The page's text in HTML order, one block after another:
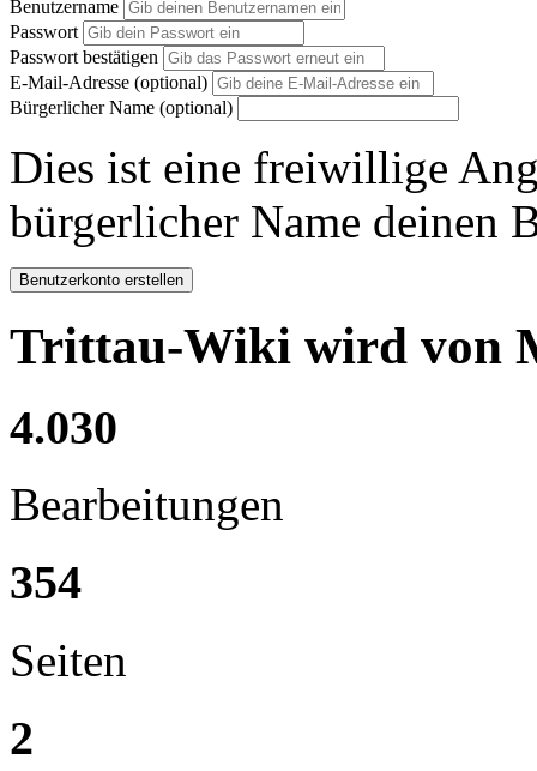
Benutzername
Passwort
Passwort bestätigen
E-Mail-Adresse (optional)
Bürgerlicher Name (optional)
Dies ist eine freiwillige
bürgerlicher Name deinen
Trittau-Wiki wird von
4.030
Bearbeitungen
354
Seiten
2